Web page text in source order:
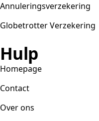
Annuleringsverzekering
Globetrotter Verzekering
Hulp
Homepage
Contact
Over ons